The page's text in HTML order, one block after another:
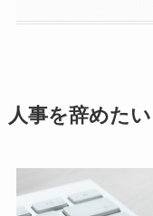
人事を辞めた